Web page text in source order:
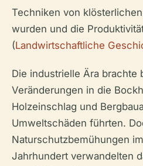
Techniken von
wurden und die
(Landwirtschaftliche
Die industrielle Ära brachte
Veränderungen in die
Holzeinschlag und
Umweltschäden führten.
Naturschutzbemühungen
Jahrhundert verwandelten